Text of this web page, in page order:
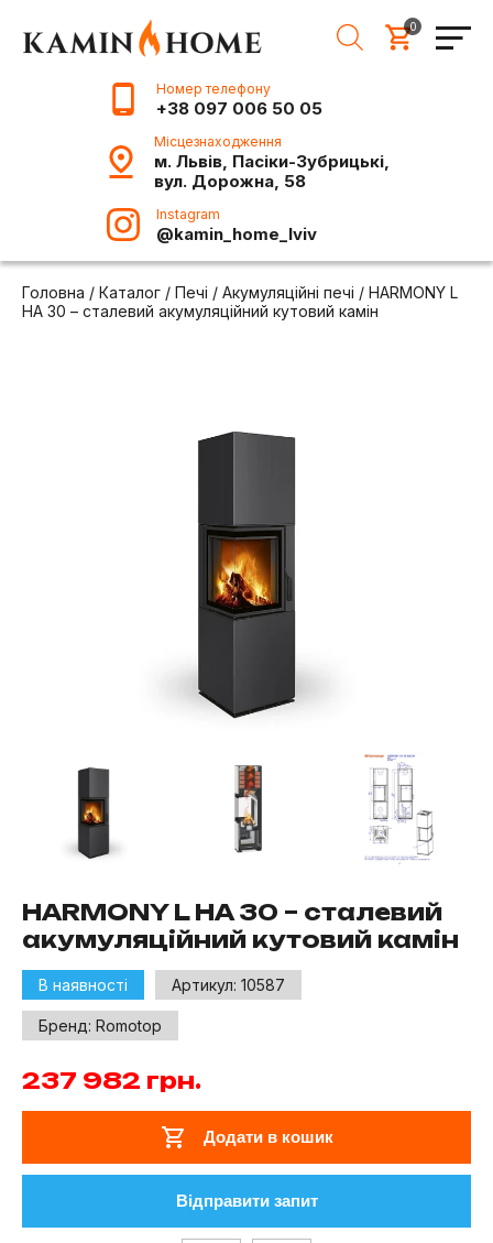
0
Номер телефону
+38 097 006 50 05
Місцезнаходження
м. Львів, Пасіки-Зубрицькі,
вул. Дорожна, 58
Instagram
@kamin_home_lviv
Головна / Каталог / Печі / Акумуляційні печі / HARMONY L
HA 30 – сталевий акумуляційний кутовий камін
HARMONY L HA 30 – сталевий
акумуляційний кутовий камін
В наявності Артикул: 10587
Бренд: Romotop
237 982 грн.
Додати в кошик
Відправити запит